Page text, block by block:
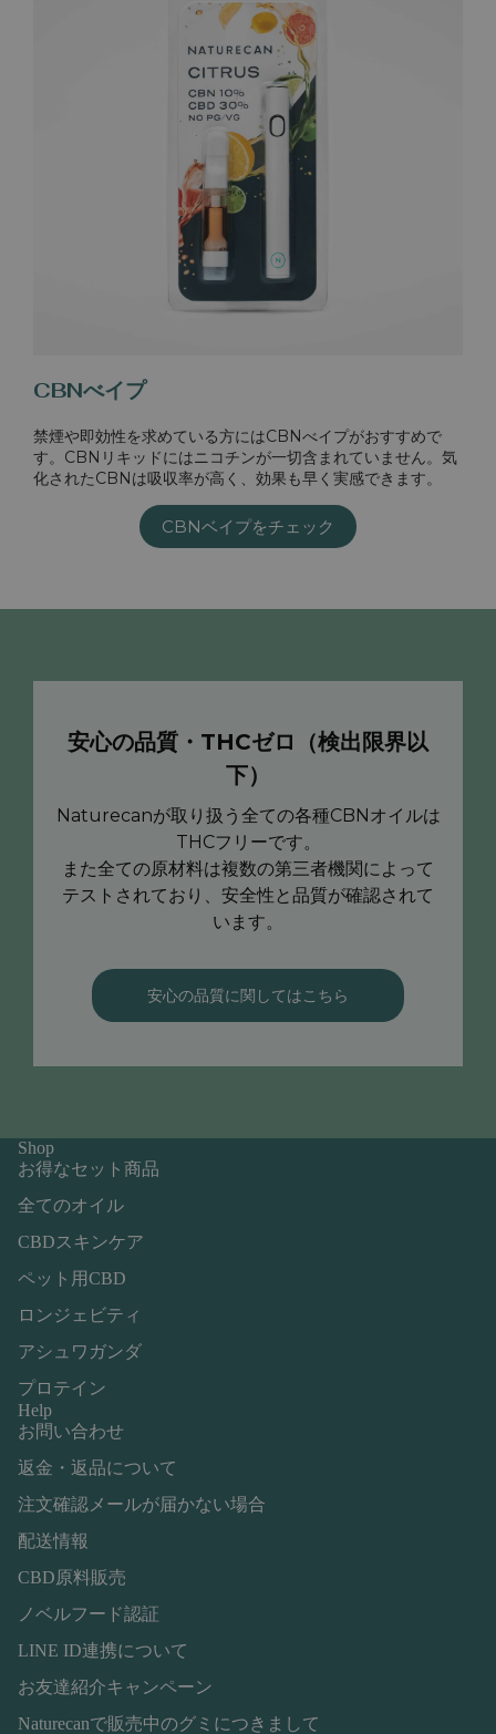
CBNべイプ
禁煙や即効性を求めている方にはCBNべイプがおすすめで
す。CBNリキッドにはニコチンが一切含まれていません。気
化されたCBNは吸収率が高く、効果も早く実感できます。
CBNベイプをチェック
安心の品質・THCゼロ（検出限界以
下）
Naturecanが取り扱う全ての各種CBNオイルは
THCフリーです。
また全ての原材料は複数の第三者機関によって
テストされており、安全性と品質が確認されて
います。
安心の品質に関してはこちら
Shop
お得なセット商品
全てのオイル
CBDスキンケア
ペット用CBD
ロンジェビティ
アシュワガンダ
プロテイン
Help
お問い合わせ
返金・返品について
注文確認メールが届かない場合
配送情報
CBD原料販売
ノベルフード認証
LINE ID連携について
お友達紹介キャンペーン
Naturecanで販売中のグミにつきまして